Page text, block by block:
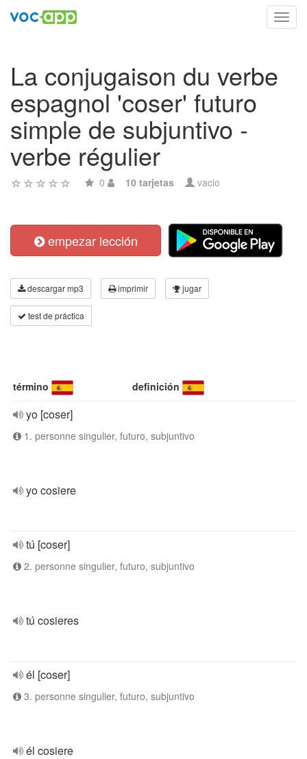
La conjugaison du verbe
espagnol 'coser' futuro
simple de subjuntivo -
verbe régulier
0 10 tarjetas vacio
empezar lección
descargar mp3 imprimir jugar
test de práctica
término definición
yo [coser]
1. personne singulier, futuro, subjuntivo
yo cosiere
tú [coser]
2. personne singulier, futuro, subjuntivo
tú cosieres
él [coser]
3. personne singulier, futuro, subjuntivo
él cosiere